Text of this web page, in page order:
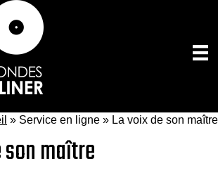
» Service en ligne » La voix de son maître
maître